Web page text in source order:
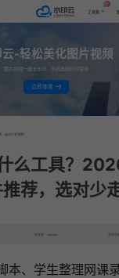
工具集
AI
-轻松美化图片视频
图片视频一键去水印，手机电脑均可使用
立即体验
选对少走弯路！
么工具？
荐，选对少
发表者：qianqian 浏览次
本、学生整理网课